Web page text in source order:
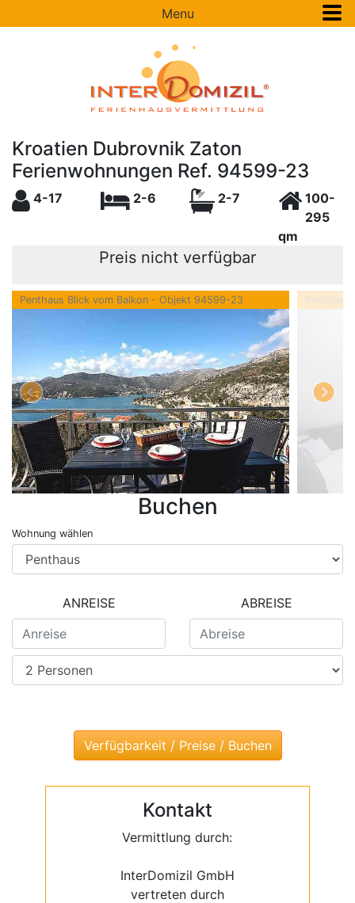
Menu
Kroatien Dubrovnik Zaton
Ferienwohnungen Ref. 94599-23
4-17 2-6 2-7
100-
295
qm
Preis nicht verfügbar
Penthaus Blick vom Balkon - Objekt 94599-23
Buchen
Wohnung wählen
ANREISE ABREISE
Kontakt
Vermittlung durch:
InterDomizil GmbH
vertreten durch